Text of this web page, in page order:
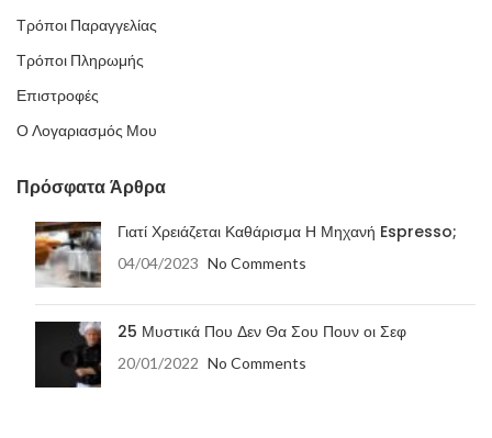
Τρόποι Παραγγελίας
Τρόποι Πληρωμής
Επιστροφές
Ο Λογαριασμός Μου
Πρόσφατα Άρθρα
Γιατί Χρειάζεται Καθάρισμα Η Μηχανή Espresso;
04/04/2023 No Comments
25 Μυστικά Που Δεν Θα Σου Πουν οι Σεφ
20/01/2022 No Comments